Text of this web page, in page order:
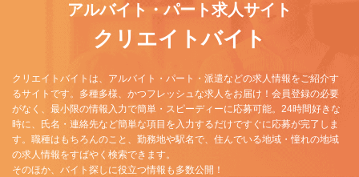
アルバイト・パート求人サイト
クリエイトバイト
クリエイトバイトは、アルバイト・パート・派遣などの求人情報をご紹介す
るサイトです。多種多様、かつフレッシュな求人をお届け！会員登録の必要
がなく、最小限の情報入力で簡単・スピーディーに応募可能。24時間好きな
時に、氏名・連絡先など簡単な項目を入力するだけですぐに応募が完了しま
す。職種はもちろんのこと、勤務地や駅名で、住んでいる地域・憧れの地域
の求人情報をすばやく検索できます。
そのほか、バイト探しに役立つ情報も多数公開！